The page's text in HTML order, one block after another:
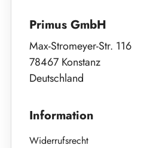
Primus GmbH
Max-Stromeyer-Str. 116
78467 Konstanz
Deutschland
Information
Widerrufsrecht